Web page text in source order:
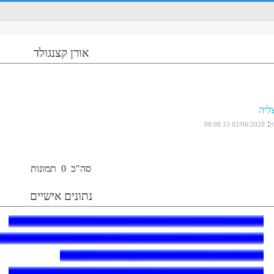
אורן קצנגולד
:
02/06/2020 08:08:15
סה"כ 0 תמונות
נתונים אישיים